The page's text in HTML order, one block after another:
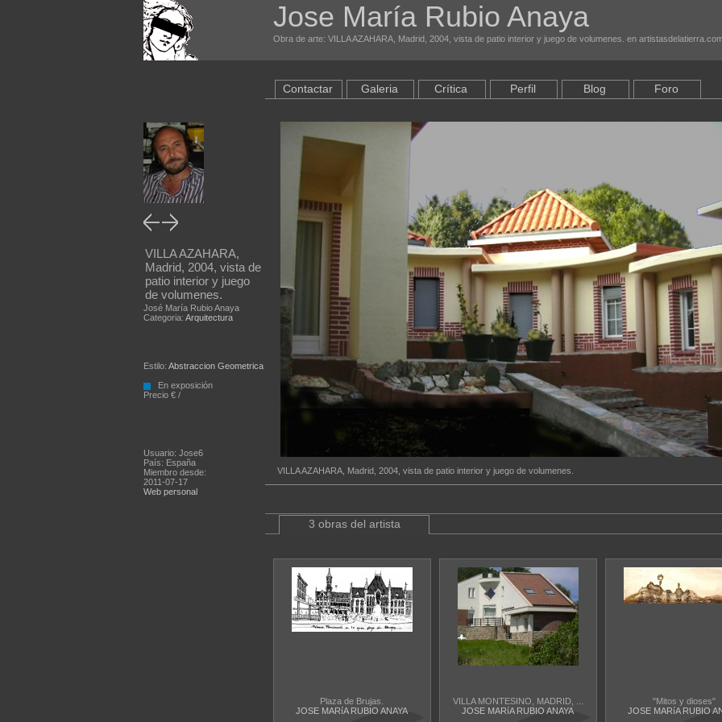
Jose María Rubio Anaya
Obra de arte: VILLA AZAHARA, Madrid, 2004, vista de patio interior y juego de volumenes. en
VILLA AZAHARA,
Madrid, 2004, vista de
patio interior y juego
de volumenes.
José María Rubio Anaya
Categoria: Arquitectura
Estilo: Abstraccion Geometrica
En exposición
Precio € /
Usuario: Jose6
País: España
Miembro desde:
2011-07-17
Web personal
Contactar Galeria Crítica Perfil Blog Foro
VILLA AZAHARA, Madrid, 2004, vista de patio interior y juego de volumenes.
3 obras del artista
Plaza de Brujas.
JOSE MARíA RUBIO ANAYA
VILLA MONTESINO, MADRID, ...
JOSE MARíA RUBIO ANAYA
"Mitos y dioses"
JOSE MARíA RUBIO